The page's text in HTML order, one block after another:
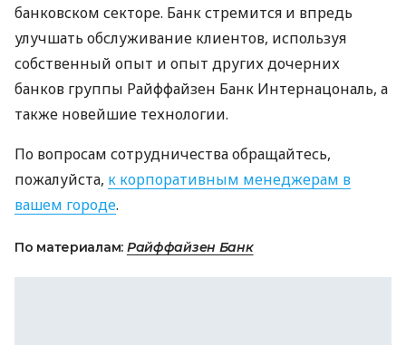
банковском секторе. Банк стремится и впредь
улучшать обслуживание клиентов, используя
собственный опыт и опыт других дочерних
банков группы Райффайзен Банк Интернацональ, а
также новейшие технологии.
По вопросам сотрудничества обращайтесь,
пожалуйста, к корпоративным менеджерам в
вашем городе.
По материалам: Райффайзен Банк